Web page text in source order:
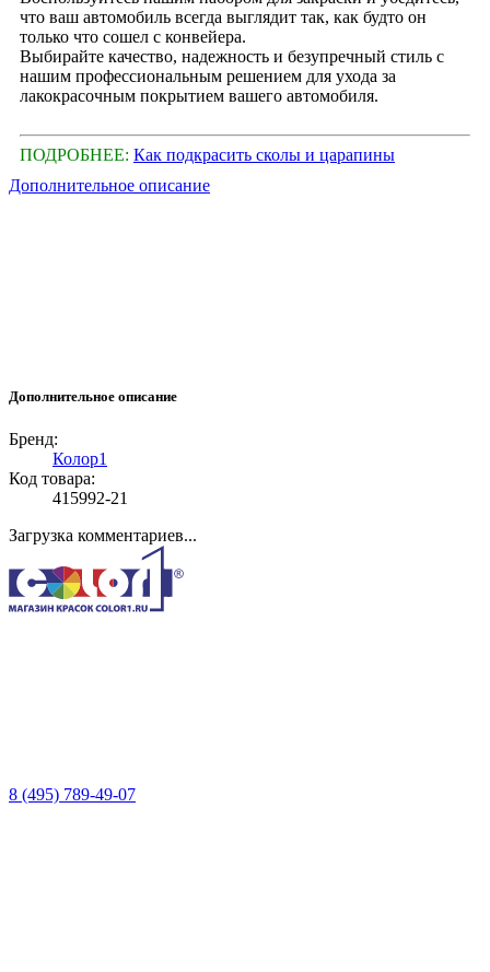
что ваш автомобиль всегда выглядит так, как будто он
только что сошел с конвейера.
Выбирайте качество, надежность и безупречный стиль с
нашим профессиональным решением для ухода за
лакокрасочным покрытием вашего автомобиля.
ПОДРОБНЕЕ: Как подкрасить сколы и царапины
Дополнительное описание
Дополнительное описание
Бренд:
Колор1
Код товара:
415992-21
Загрузка комментариев...
8 (495) 789-49-07